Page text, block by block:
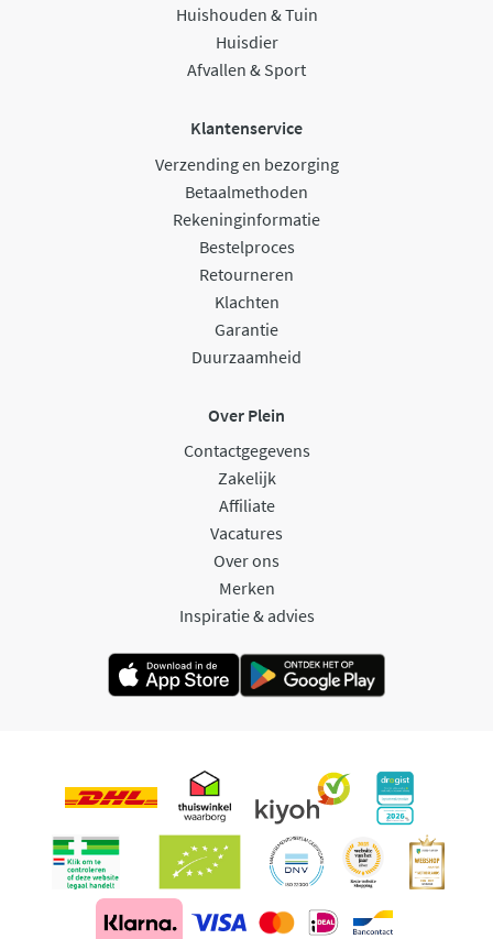
Huishouden & Tuin
Huisdier
Afvallen & Sport
Klantenservice
Verzending en bezorging
Betaalmethoden
Rekeninginformatie
Bestelproces
Retourneren
Klachten
Garantie
Duurzaamheid
Over Plein
Contactgegevens
Zakelijk
Affiliate
Vacatures
Over ons
Merken
Inspiratie & advies